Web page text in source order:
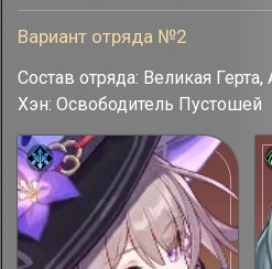
Вариант отряда №2
Состав отряда: Великая
Хэн: Освободитель Пустошей